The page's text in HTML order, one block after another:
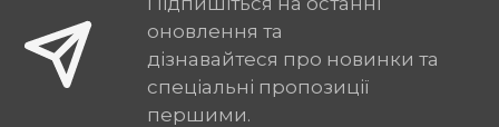
оновлення та
дізнавайтеся про новинки та
спеціальні пропозиції
першими.